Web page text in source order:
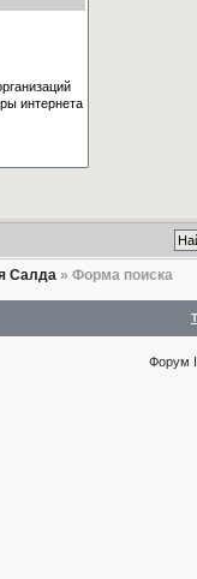
Салда» Форма поиска
Форум